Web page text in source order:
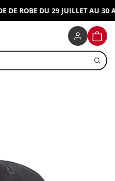
DE ROBE DU 29 JUILLET AU 30
produit